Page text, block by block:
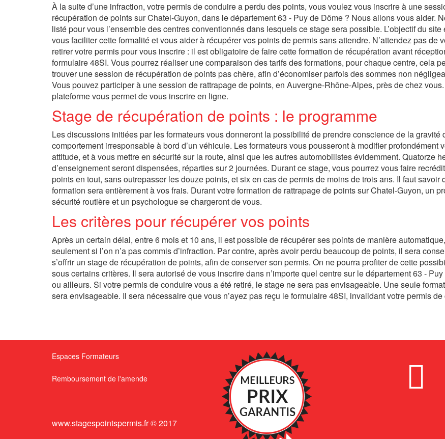
À la suite d’une infraction, votre permis de conduire a perdu des points, vous voulez vous inscrire à une
récupération de points sur Chatel-Guyon, dans le département 63 - Puy de Dôme ? Nous allons vous aider.
listé pour vous l’ensemble des centres conventionnés dans lesquels ce stage sera possible. L’objectif du site
vous faciliter cette formalité et vous aider à récupérer vos points de permis sans attendre. N’attendez pas de
retirer votre permis pour vous inscrire : il est obligatoire de faire cette formation de récupération avant
formulaire 48SI. Vous pourrez réaliser une comparaison des tarifs des formations, pour chaque centre, cela
trouver une session de récupération de points pas chère, afin d’économiser parfois des sommes non
Vous pouvez participer à une session de rattrapage de points, en Auvergne-Rhône-Alpes, près de chez
plateforme vous permet de vous inscrire en ligne.
Stage de récupération de points : le programme
Les discussions initiées par les formateurs vous donneront la possibilité de prendre conscience de la gravité
comportement irresponsable à bord d’un véhicule. Les formateurs vous pousseront à modifier profondément
attitude, et à vous mettre en sécurité sur la route, ainsi que les autres automobilistes évidemment. Quatorze
d’enseignement seront dispensées, réparties sur 2 journées. Durant ce stage, vous pourrez vous faire
points en tout, sans outrepasser les douze points, et six en cas de permis de moins de trois ans. Il faut savoir
formation sera entièrement à vos frais. Durant votre formation de rattrapage de points sur Chatel-Guyon, un
sécurité routière et un psychologue se chargeront de vous.
Les critères pour récupérer vos points
Après un certain délai, entre 6 mois et 10 ans, il est possible de récupérer ses points de manière automatique,
seulement si l’on n’a pas commis d’infraction. Par contre, après avoir perdu beaucoup de points, il sera
s’offrir un stage de récupération de points, afin de conserver son permis. On ne pourra profiter de cette
sous certains critères. Il sera autorisé de vous inscrire dans n’importe quel centre sur le département 63 -
ou ailleurs. Si votre permis de conduire vous a été retiré, le stage ne sera pas envisageable. Une seule
sera envisageable. Il sera nécessaire que vous n’ayez pas reçu le formulaire 48SI, invalidant votre permis de
Espaces Formateurs
Remboursement de l'amende
www.stagespointspermis.fr © 2017